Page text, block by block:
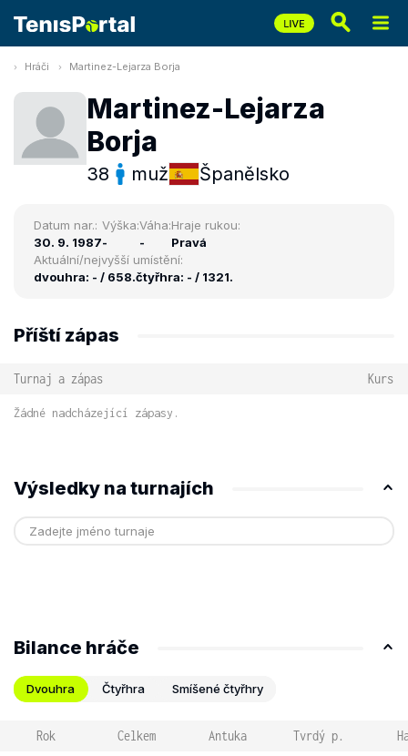
Hráči Martinez-Lejarza Borja
Martinez-Lejarza
Borja
38 muž Španělsko
Datum nar.:
30. 9. 1987
Výška:
-
Váha:
-
Hraje rukou:
Pravá
Aktuální/nejvyšší umístění:
dvouhra: - / 658.čtyřhra: - / 1321.
Příští zápas
Turnaj a zápas Kurs
Žádné nadcházející zápasy.
Výsledky na turnajích
Bilance hráče
Dvouhra Čtyřhra Smíšené čtyřhry
Rok Celkem Antuka Tvrdý p.